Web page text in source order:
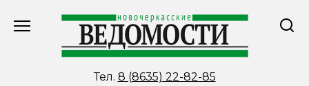
Тел. 8 (8635) 22-82-85